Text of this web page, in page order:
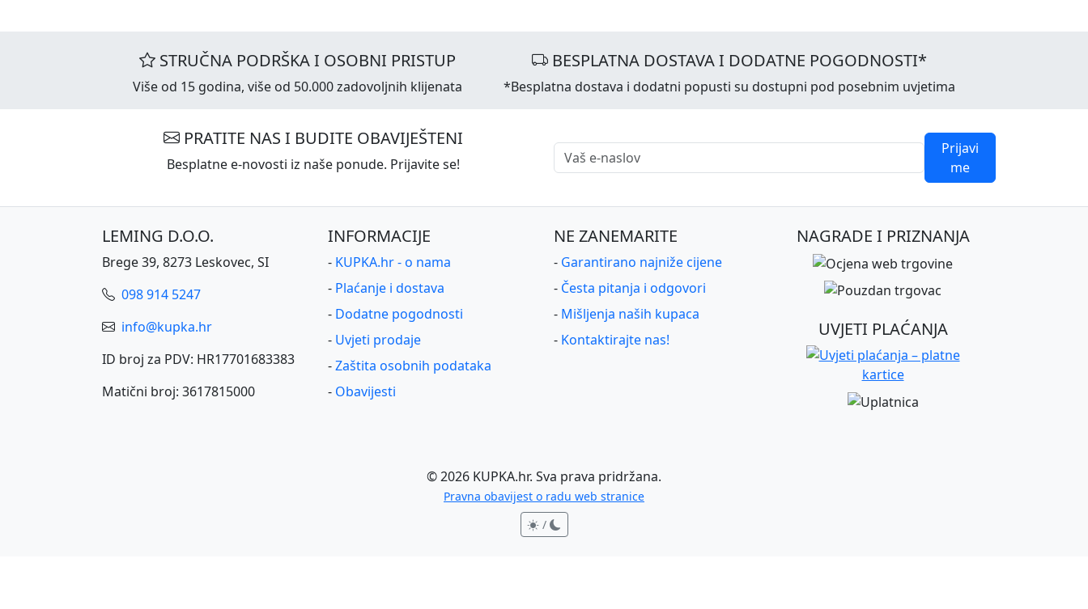
STRUČNA PODRŠKA I OSOBNI PRISTUP
Više od 15 godina, više od 50.000 zadovoljnih klijenata
BESPLATNA DOSTAVA I DODATNE POGODNOSTI*
*Besplatna dostava i dodatni popusti su dostupni pod posebnim uvjetima
PRATITE NAS I BUDITE OBAVIJEŠTENI
Besplatne e-novosti iz naše ponude. Prijavite se!
Prijavi
me
LEMING D.O.O.
Brege 39, 8273 Leskovec, SI
098 914 5247
info@kupka.hr
ID broj za PDV: HR17701683383
Matični broj: 3617815000
INFORMACIJE
- KUPKA.hr - o nama
- Plaćanje i dostava
- Dodatne pogodnosti
- Uvjeti prodaje
-Zaštita osobnih podataka
- Obavijesti
NE ZANEMARITE
- Garantirano najniže cijene
- Česta pitanja i odgovori
- Mišljenja naših kupaca
- Kontaktirajte nas!
NAGRADE I PRIZNANJA
UVJETI PLAĆANJA
©2026 KUPKA.hr. Sva prava pridržana.
Pravna obavijest o radu web stranice
/